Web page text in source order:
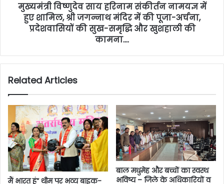
मुख्यमंत्री विष्णुदेव साय हरिनाम संकीर्तन नामयज्ञ में
हुए शामिल, श्री जगन्नाथ मंदिर में की पूजा-अर्चना,
प्रदेशवासियों की सुख-समृद्धि और खुशहाली की
कामना….
Related Articles
मैं भारत हूं” थीम पर भव्य बाइक-
बाल मधुमेह और बच्चों का स्वस्थ
भविष्य – जिले के अधिकारियों व